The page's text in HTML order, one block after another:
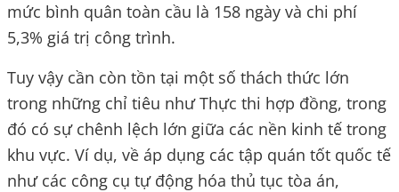
mức bình quân toàn cầu là 158 ngày và chi phí
5,3% giá trị công trình.
Tuy vậy cần còn tồn tại một số thách thức lớn
trong những chỉ tiêu như Thực thi hợp đồng, trong
đó có sự chênh lệch lớn giữa các nền kinh tế trong
khu vực. Ví dụ, về áp dụng các tập quán tốt quốc tế
như các công cụ tự động hóa thủ tục tòa án,